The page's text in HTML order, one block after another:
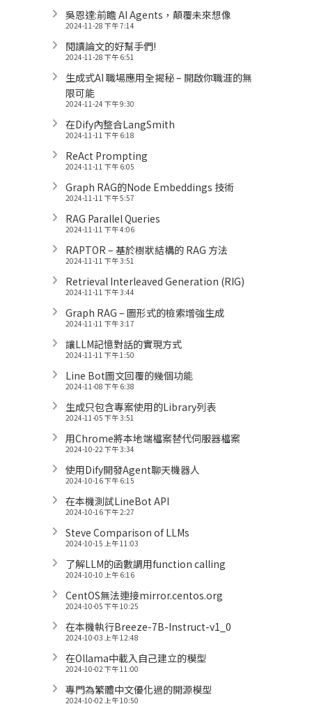
吳恩達:前瞻 AI Agents，顛覆未來想像
2024-11-28 下午 7:14
閱讀論文的好幫手們!
2024-11-28 下午 6:51
生成式AI 職場應用全揭秘 – 開啟你職涯的無
限可能
2024-11-24 下午 9:30
在Dify內整合LangSmith
2024-11-11 下午 6:18
ReAct Prompting
2024-11-11 下午 6:05
Graph RAG的Node Embeddings 技術
2024-11-11 下午 5:57
RAG Parallel Queries
2024-11-11 下午 4:06
RAPTOR – 基於樹狀結構的 RAG 方法
2024-11-11 下午 3:51
Retrieval Interleaved Generation (RIG)
2024-11-11 下午 3:44
Graph RAG – 圖形式的檢索增強生成
2024-11-11 下午 3:17
讓LLM記憶對話的實現方式
2024-11-11 下午 1:50
Line Bot圖文回覆的幾個功能
2024-11-08 下午 6:38
生成只包含專案使用的Library列表
2024-11-05 下午 3:51
用Chrome將本地端檔案替代伺服器檔案
2024-10-22 下午 3:34
使用Dify開發Agent聊天機器人
2024-10-16 下午 6:15
在本機測試LineBot API
2024-10-16 下午 2:27
Steve Comparison of LLMs
2024-10-15 上午 11:03
了解LLM的函數調用function calling
2024-10-10 上午 6:16
CentOS無法連接mirror.centos.org
2024-10-05 下午 10:25
在本機執行Breeze-7B-Instruct-v1_0
2024-10-03 上午 12:48
在Ollama中載入自己建立的模型
2024-10-02 下午 11:00
專門為繁體中文優化過的開源模型
2024-10-02 上午 10:50